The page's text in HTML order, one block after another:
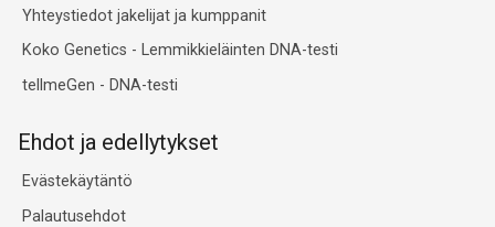
Yhteystiedot jakelijat ja kumppanit
Koko Genetics - Lemmikkieläinten DNA-testi
tellmeGen - DNA-testi
Ehdot ja edellytykset
Evästekäytäntö
Palautusehdot